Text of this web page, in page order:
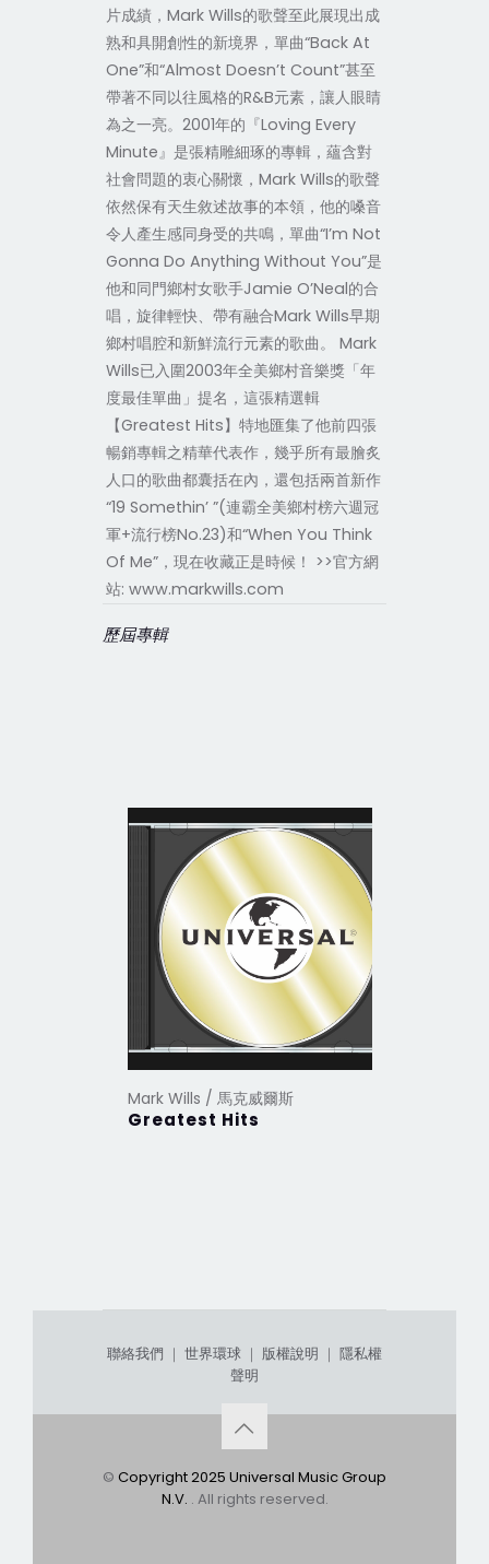
片成績，Mark Wills的歌聲至此展現出成
熟和具開創性的新境界，單曲“Back At
One”和“Almost Doesn’t Count”甚至
帶著不同以往風格的R&B元素，讓人眼睛
為之一亮。2001年的『Loving Every
Minute』是張精雕細琢的專輯，蘊含對
社會問題的衷心關懷，Mark Wills的歌聲
依然保有天生敘述故事的本領，他的嗓音
令人產生感同身受的共鳴，單曲“I’m Not
Gonna Do Anything Without You”是
他和同門鄉村女歌手Jamie O’Neal的合
唱，旋律輕快、帶有融合Mark Wills早期
鄉村唱腔和新鮮流行元素的歌曲。 Mark
Wills已入圍2003年全美鄉村音樂獎「年
度最佳單曲」提名，這張精選輯
【Greatest Hits】特地匯集了他前四張
暢銷專輯之精華代表作，幾乎所有最膾炙
人口的歌曲都囊括在內，還包括兩首新作
“19 Somethin’ ”(連霸全美鄉村榜六週冠
軍+流行榜No.23)和“When You Think
Of Me”，現在收藏正是時候！ >>官方網
站: www.markwills.com
歷屆專輯
Mark Wills / 馬克威爾斯
Greatest Hits
聯絡我們 ｜ 世界環球 ｜ 版權說明 ｜ 隱私權
聲明
© Copyright 2025 Universal Music Group
N.V. . All rights reserved.